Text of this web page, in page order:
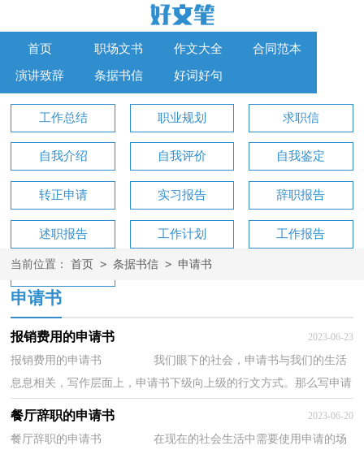
首页 职场文书 作文大全 合同范本
演讲致辞 条据书信 好词好句
工作总结 职业规划 求职信
自我介绍 自我评价 自我鉴定
转正申请 实习报告 辞职报告
述职报告 工作计划 工作报告
工作方案
当前位置： 首页 > 条据书信 > 申请书
申请书
报销费用的申请书 2023-06-23
报销费用的申请书 我们眼下的社会，申请书与我们的生活
息息相关，写作层面上，申请书下级向上级的行文方式。那么写申请
餐厅辞职的申请书 2023-06-20
餐厅辞职的申请书 在现在的社会生活中需要使用申请的场